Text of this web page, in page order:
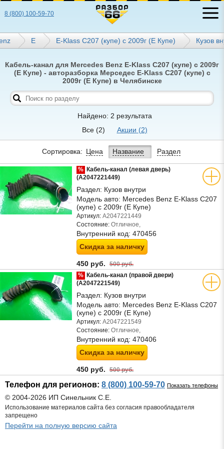
8 (800) 100-59-70
E E-Klass C207 (купе) с 2009г (Е Купе) Кузов
Кабель-канал для Mercedes Benz E-Klass C207 (купе) с 2009г
(Е Купе) - авторазборка Мерседес E-Klass C207 (купе) с
2009г (Е Купе) в Челябинске
Найдено: 2 результата
Все (2) Акции (2)
Сортировка: Цена Название Раздел
% Кабель-канал (левая дверь)
(A2047221449)
Раздел: Кузов внутри
Модель авто: Mercedes Benz E-Klass C207
(купе) с 2009г (Е Купе)
Артикул: A2047221449
Состояние: Отличное,
Внутренний код: 470456
Скидка за наличку
450 руб. 500 руб.
% Кабель-канал (правой двери)
(A2047221549)
Раздел: Кузов внутри
Модель авто: Mercedes Benz E-Klass C207
(купе) с 2009г (Е Купе)
Артикул: A2047221549
Состояние: Отличное,
Внутренний код: 470406
Скидка за наличку
450 руб. 500 руб.
Телефон для регионов: 8 (800) 100-59-70 Показать телефоны
© 2004-2026 ИП Синельник С.Е.
Использование материалов сайта без согласия правообладателя
запрещено
Перейти на полную версию сайта